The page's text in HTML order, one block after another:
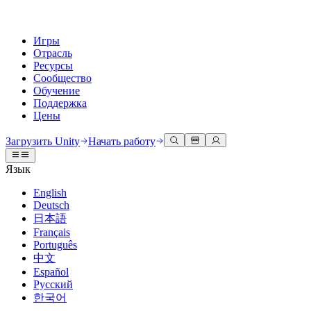
Игры
Отрасль
Ресурсы
Сообщество
Обучение
Поддержка
Цены
Движок Unity
Создавайте 2D и 3D игры для любой платформы
Совместная работа
Сотрудничайте и быстро вносите изменения с вашей командой
Загрузить Unity
Тарифы и цены
Развертывание
Многоплатформенность
3D сотрудничество
Создавайте и просматривайте 3D проекты в реальном времени
Иммерсивное обучение
Обучение в иммерсивных средах
Пользовательские опыты
Создавайте интерактивные 3D опыты
Отрасли
Производство
Документация
Инструменты для разработчиков
Версии релизов и трекер проблем
План развития
Обзор предстоящих функций
Глоссарий
Обсуждения
События
Глобальные и местные события
Истории сообщества
Made with Unity
Показ Unity-креаторов
Unity Learn
Освойте навыки Unity бесплатно
Профессиональное обучение
Повышайте уровень своей команды с тренерами Unity
Не использовали Unity раньше
С чего начать
Приступите к обучению
Основные пути Unity
Получить помощь
Помогаем вам добиться успеха с Unity
Планы успеха
Достигайте своих целей быстрее с помощью экспертов
FAQ
Ответы на часто задаваемые вопросы
Связаться с нами
Свяжитесь с нашей командой
Загрузить Unity Начать работу
Язык
English
Deutsch
日本語
Français
Português
中文
Español
Русский
한국어